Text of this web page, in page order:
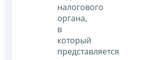
налогового
органа,
в
который
представляется